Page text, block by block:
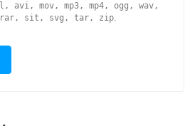
mov, mp3, mp4, ogg, wav,
rar, sit, svg, tar, zip.